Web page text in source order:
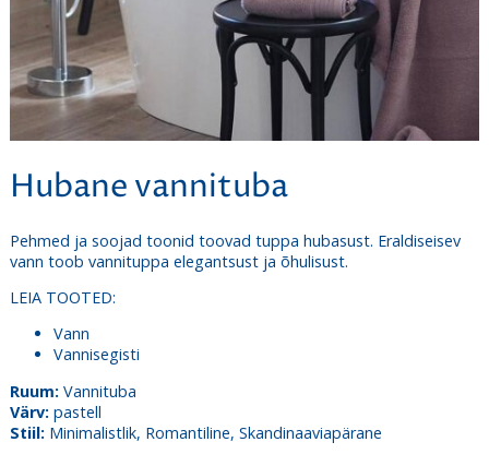
Hubane vannituba
Pehmed ja soojad toonid toovad tuppa hubasust. Eraldiseisev
vann toob vannituppa elegantsust ja õhulisust.
LEIA TOOTED:
Vann
Vannisegisti
Ruum:Vannituba
Värv:pastell
Stiil:Minimalistlik, Romantiline, Skandinaaviapärane